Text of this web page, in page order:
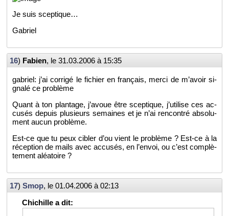
Je suis scep­tique…
Ga­briel
16) Fa­bien, le 31.03.2006 à 15:35
ga­briel: j’ai cor­rigé le fi­chier en fran­çais, merci de m’avoir si­
gnalé ce pro­blème
Quant à ton plan­tage, j’avoue être scep­tique, j’uti­lise ces ac­
cu­sés de­puis plu­sieurs se­maines et je n’ai ren­con­tré ab­so­lu­
ment aucun pro­blème.
Est-ce que tu peux ci­bler d’ou vient le pro­blème ? Est-ce à la
ré­cep­tion de mails avec ac­cu­sés, en l’en­voi, ou c’est com­plè­
te­ment aléa­toire ?
17) Smop, le 01.04.2006 à 02:13